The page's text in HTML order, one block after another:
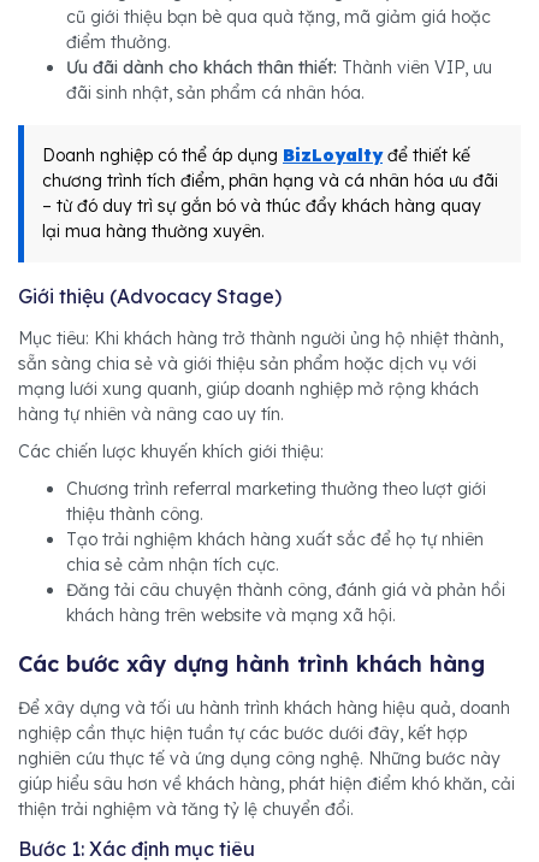
cũ giới thiệu bạn bè qua quà tặng, mã giảm giá hoặc
điểm thưởng.
Ưu đãi dành cho khách thân thiết: Thành viên VIP, ưu
đãi sinh nhật, sản phẩm cá nhân hóa.
Doanh nghiệp có thể áp dụng BizLoyaltyđể thiết kế
chương trình tích điểm, phân hạng và cá nhân hóa ưu đãi
– từ đó duy trì sự gắn bó và thúc đẩy khách hàng quay
lại mua hàng thường xuyên.
Giới thiệu (Advocacy Stage)
Mục tiêu: Khi khách hàng trở thành người ủng hộ nhiệt thành,
sẵn sàng chia sẻ và giới thiệu sản phẩm hoặc dịch vụ với
mạng lưới xung quanh, giúp doanh nghiệp mở rộng khách
hàng tự nhiên và nâng cao uy tín.
Các chiến lược khuyến khích giới thiệu:
Chương trình referral marketing thưởng theo lượt giới
thiệu thành công.
Tạo trải nghiệm khách hàng xuất sắc để họ tự nhiên
chia sẻ cảm nhận tích cực.
Đăng tải câu chuyện thành công, đánh giá và phản hồi
khách hàng trên website và mạng xã hội.
Các bước xây dựng hành trình khách hàng
Để xây dựng và tối ưu hành trình khách hàng hiệu quả, doanh
nghiệp cần thực hiện tuần tự các bước dưới đây, kết hợp
nghiên cứu thực tế và ứng dụng công nghệ. Những bước này
giúp hiểu sâu hơn về khách hàng, phát hiện điểm khó khăn, cải
thiện trải nghiệm và tăng tỷ lệ chuyển đổi.
Bước 1: Xác định mục tiêu